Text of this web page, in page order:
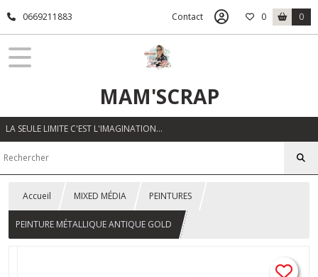
0669211883 Contact 0 0
MAM'SCRAP
LA SEULE LIMITE C'EST L'IMAGINATION…
Accueil MIXED MÉDIA PEINTURES
PEINTURE MÉTALLIQUE ANTIQUE GOLD